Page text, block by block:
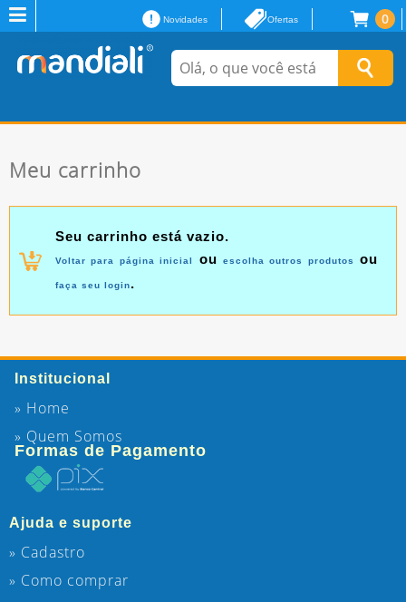
0
Novidades Ofertas
Meu carrinho
Seu carrinho está vazio.
Voltar para página inicial ou escolha outros produtos ou
faça seu login.
Institucional
» Home
» Quem Somos
Formas de Pagamento
Ajuda e suporte
» Cadastro
» Como comprar